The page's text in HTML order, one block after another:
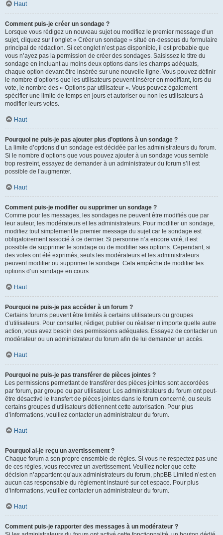
Haut
Comment puis-je créer un sondage ?
Lorsque vous rédigez un nouveau sujet ou modifiez le premier message d’un
sujet, cliquez sur l’onglet « Créer un sondage » situé en-dessous du formulaire
principal de rédaction. Si cet onglet n’est pas disponible, il est probable que
vous n’ayez pas la permission de créer des sondages. Saisissez le titre du
sondage en incluant au moins deux options dans les champs adéquats,
chaque option devant être insérée sur une nouvelle ligne. Vous pouvez définir
le nombre d’options que les utilisateurs peuvent insérer en modifiant, lors du
vote, le nombre des « Options par utilisateur ». Vous pouvez également
spécifier une limite de temps en jours et autoriser ou non les utilisateurs à
modifier leurs votes.
Haut
Pourquoi ne puis-je pas ajouter plus d’options à un sondage ?
La limite d’options d’un sondage est décidée par les administrateurs du forum.
Si le nombre d’options que vous pouvez ajouter à un sondage vous semble
trop restreint, essayez de demander à un administrateur du forum s’il est
possible de l’augmenter.
Haut
Comment puis-je modifier ou supprimer un sondage ?
Comme pour les messages, les sondages ne peuvent être modifiés que par
leur auteur, les modérateurs et les administrateurs. Pour modifier un sondage,
modifiez tout simplement le premier message du sujet car le sondage est
obligatoirement associé à ce dernier. Si personne n’a encore voté, il est
possible de supprimer le sondage ou de modifier ses options. Cependant, si
des votes ont été exprimés, seuls les modérateurs et les administrateurs
peuvent modifier ou supprimer le sondage. Cela empêche de modifier les
options d’un sondage en cours.
Haut
Pourquoi ne puis-je pas accéder à un forum ?
Certains forums peuvent être limités à certains utilisateurs ou groupes
d’utilisateurs. Pour consulter, rédiger, publier ou réaliser n’importe quelle autre
action, vous avez besoin des permissions adéquates. Essayez de contacter un
modérateur ou un administrateur du forum afin de lui demander un accès.
Haut
Pourquoi ne puis-je pas transférer de pièces jointes ?
Les permissions permettant de transférer des pièces jointes sont accordées
par forum, par groupe ou par utilisateur. Les administrateurs du forum ont peut-
être désactivé le transfert de pièces jointes dans le forum concerné, ou seuls
certains groupes d’utilisateurs détiennent cette autorisation. Pour plus
d’informations, veuillez contacter un administrateur du forum.
Haut
Pourquoi ai-je reçu un avertissement ?
Chaque forum a son propre ensemble de règles. Si vous ne respectez pas une
de ces règles, vous recevrez un avertissement. Veuillez noter que cette
décision n’appartient qu’aux administrateurs du forum, phpBB Limited n’est en
aucun cas responsable du règlement instauré sur cet espace. Pour plus
d’informations, veuillez contacter un administrateur du forum.
Haut
Comment puis-je rapporter des messages à un modérateur ?